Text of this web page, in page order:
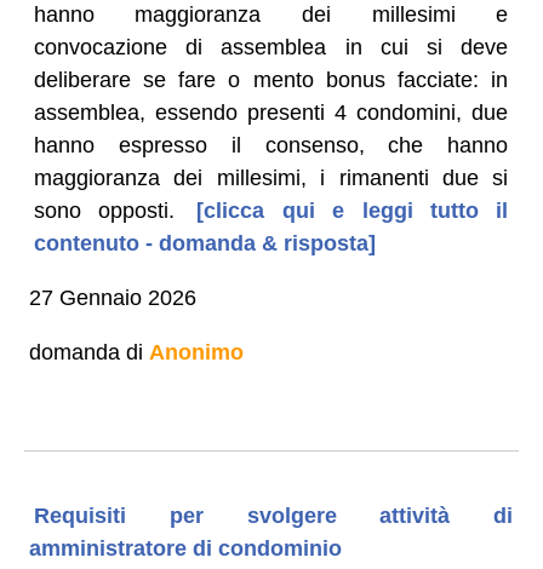
hanno maggioranza dei millesimi e
convocazione di assemblea in cui si deve
deliberare se fare o mento bonus facciate: in
assemblea, essendo presenti 4 condomini, due
hanno espresso il consenso, che hanno
maggioranza dei millesimi, i rimanenti due si
sono opposti.
[clicca qui e leggi tutto il
contenuto - domanda & risposta]
27 Gennaio 2026
domanda di Anonimo
Requisiti per svolgere attività di
amministratore di condominio